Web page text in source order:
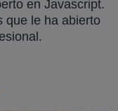
en Javascript.
que le ha abierto